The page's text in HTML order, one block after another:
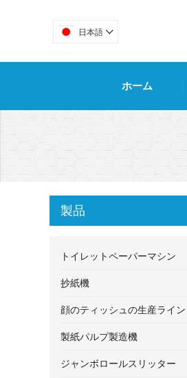
日本語 
ホーム
製品
トイレットペーパーマシン
抄紙機
顔のティッシュの生産ライン
製紙パルプ製造機
ジャンボロールスリッター